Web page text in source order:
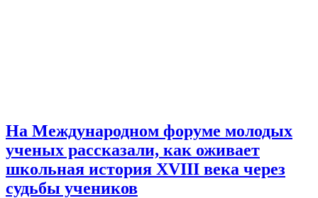
На Международном форуме молодых
ученых рассказали, как оживает
школьная история XVIII века через
судьбы учеников